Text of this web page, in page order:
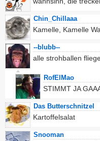
Chin_Chillaaa
Kamelle, Kamelle
--blubb--
alle strohballen
RofElMao
STIMMT JA
Das Butterschnitzel
Kartoffelsalat
Snooman